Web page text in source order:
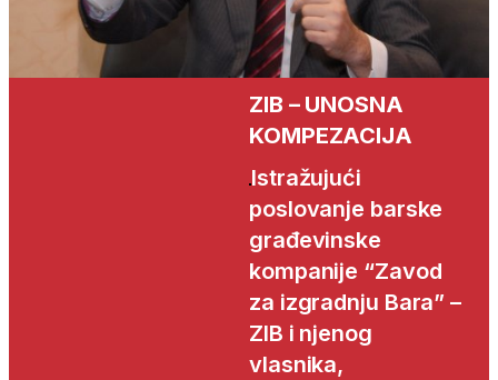
ZIB – UNOSNA
KOMPEZACIJA
Istražujući
poslovanje barske
građevinske
kompanije “Zavod
za izgradnju Bara” –
ZIB i njenog
vlasnika,